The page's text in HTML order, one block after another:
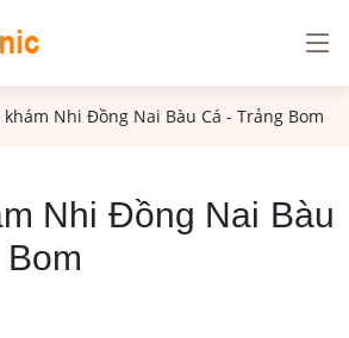
khám Nhi Đồng Nai Bàu Cá - Trảng Bom
Nhi Đồng Nai Bàu